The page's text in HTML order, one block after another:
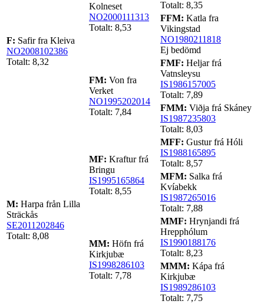
F: Safir fra Kleiva
NO2008102386
Totalt: 8,32
Kolneset
NO2000111313
Totalt: 8,53
Totalt: 8,35
FFM: Katla fra
Vikingstad
NO1980211818
Ej bedömd
FM: Von fra
Verket
NO1995202014
Totalt: 7,84
FMF: Heljar frá
Vatnsleysu
IS1986157005
Totalt: 7,89
FMM: Viðja frá Skáney
IS1987235803
Totalt: 8,03
M: Harpa från Lilla
Sträckås
SE2011202846
Totalt: 8,08
MF: Kraftur frá
Bringu
IS1995165864
Totalt: 8,55
MFF: Gustur frá Hóli
IS1988165895
Totalt: 8,57
MFM: Salka frá
Kvíabekk
IS1987265016
Totalt: 7,88
MM: Höfn frá
Kirkjubæ
IS1998286103
Totalt: 7,78
MMF: Hrynjandi frá
Hrepphólum
IS1990188176
Totalt: 8,23
MMM: Kápa frá
Kirkjubæ
IS1989286103
Totalt: 7,75